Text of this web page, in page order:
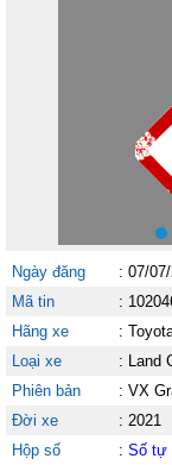
Ngày đăng : 07/
Mã tin
:
Hãng xe
:
Loại xe
: Land
Phiên bản
: VX
Đời xe
: 2021
Hộp số
: Số tự